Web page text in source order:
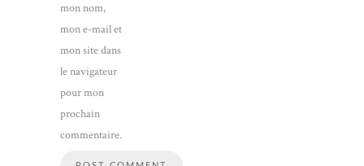
mon nom,
mon e-mail et
mon site dans
le navigateur
pour mon
prochain
commentaire.